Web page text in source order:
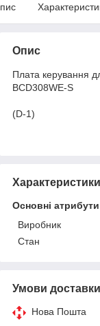
Опис
Плата керування
BCD308WE-S
(D-1)
Характеристики
Основні атрибути
Виробник
Стан
Умови доставки
Нова Пошта